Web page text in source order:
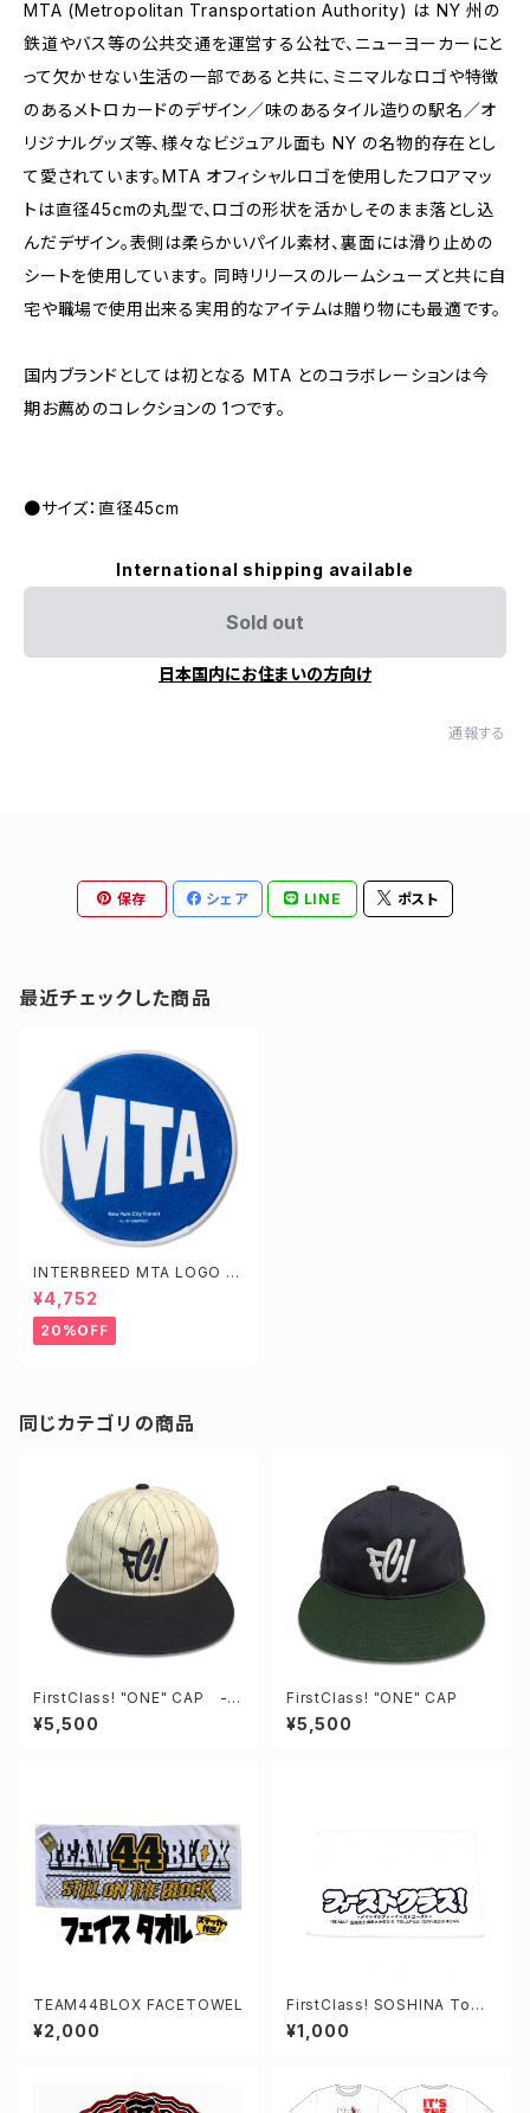
MTA (Metropolitan Transportation Authority) は NY 州の
鉄道やバス等の公共交通を運営する公社で、ニューヨーカーにと
って欠かせない生活の一部であると共に、ミニマルなロゴや特徴
のあるメトロカードのデザイン／味のあるタイル造りの駅名／オ
リジナルグッズ等、様々なビジュアル面も NY の名物的存在とし
て愛されています。MTA オフィシャルロゴを使用したフロアマッ
トは直径45cmの丸型で、ロゴの形状を活かしそのまま落とし込
んだデザイン。表側は柔らかいパイル素材、裏面には滑り止めの
シートを使用しています。 同時リリースのルームシューズと共に自
宅や職場で使用出来る実用的なアイテムは贈り物にも最適です。
国内ブランドとしては初となる MTA とのコラボレーションは今
期お薦めのコレクションの 1つです。
●サイズ：直径45cm
International shipping available
Sold out
日本国内にお住まいの方向け
通報する
保存 シェア LINE ポスト
最近チェックした商品
INTERBREED MTA LOGO F
LOOR MAT
¥4,752
20%OFF
同じカテゴリの商品
FirstClass! "ONE" CAP -S
TRIPE-
¥5,500
FirstClass! "ONE" CAP
¥5,500
TEAM44BLOX FACETOWEL
¥2,000
FirstClass! SOSHINA Towe
l¥1,000